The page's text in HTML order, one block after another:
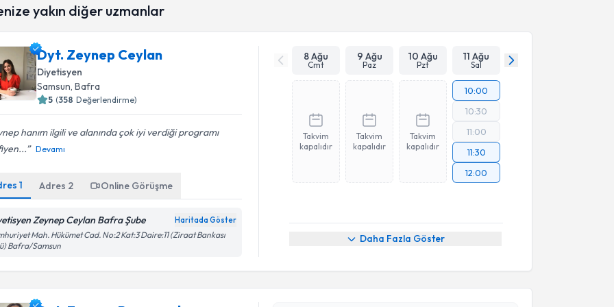
yakın diğer uzmanlar
Dyt. Zeynep Ceylan
Diyetisyen
Samsun, Bafra
5 (358 Değerlendirme)
hanım ilgili ve alanında çok iyi verdiği programı
Devamı
1 Adres 2 Online Görüşme
Zeynep Ceylan Bafra Şube Haritada Göster
Mah. Hükümet Cad. No:2 Kat:3 Daire:11 (Ziraat Bankası
Bafra/Samsun
8 Ağu
Cmt
9 Ağu
Paz
10 Ağu
Pzt
11 Ağu
Sal
Takvim
kapalıdır
Takvim
kapalıdır
Takvim
kapalıdır
10:00
10:30
11:00
11:30
12:00
Daha Fazla Göster
Randevu Takvimi Talebi